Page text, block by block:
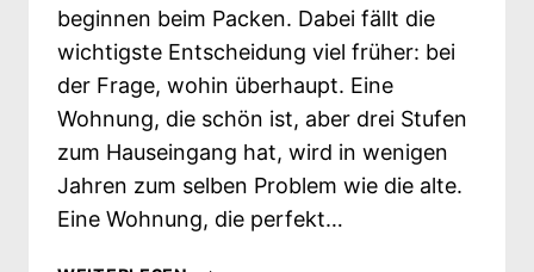
beginnen beim Packen. Dabei fällt die
wichtigste Entscheidung viel früher: bei
der Frage, wohin überhaupt. Eine
Wohnung, die schön ist, aber drei Stufen
zum Hauseingang hat, wird in wenigen
Jahren zum selben Problem wie die alte.
Eine Wohnung, die perfekt…